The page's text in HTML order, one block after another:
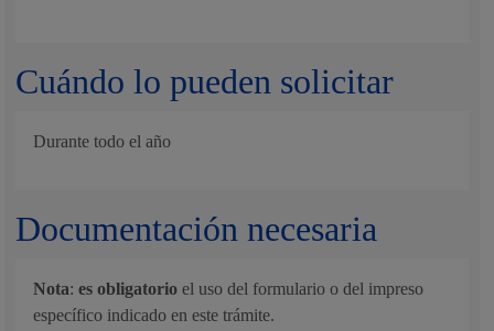
Cuándo lo pueden solicitar
Durante todo el año
Documentación necesaria
Nota:es obligatorioel uso del formulario o del impreso
específico indicado en este trámite.